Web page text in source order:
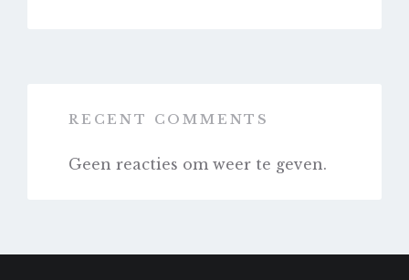
RECENT COMMENTS
Geen reacties om weer te geven.